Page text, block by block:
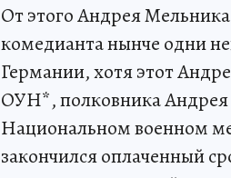
От этого Андрея
комедианта нынче одни
Германии, хотя этот
ОУН*, полковника
Национальном военном
закончился оплаченный